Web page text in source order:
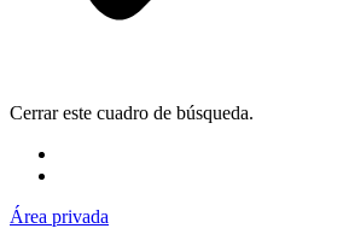
Cerrar este cuadro de búsqueda.
Área privada